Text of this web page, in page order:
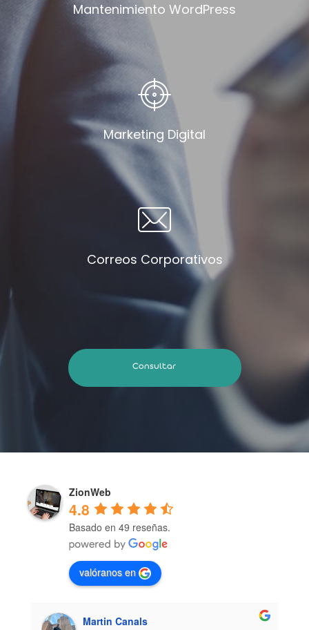
Mantenimiento WordPress
Marketing Digital
Correos Corporativos
Consultar
ZionWeb
4.8
Basado en 49 reseñas.
valóranos en
Martin Canals